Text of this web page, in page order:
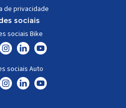
de privacidade
sociais
sociais Bike
sociais Auto